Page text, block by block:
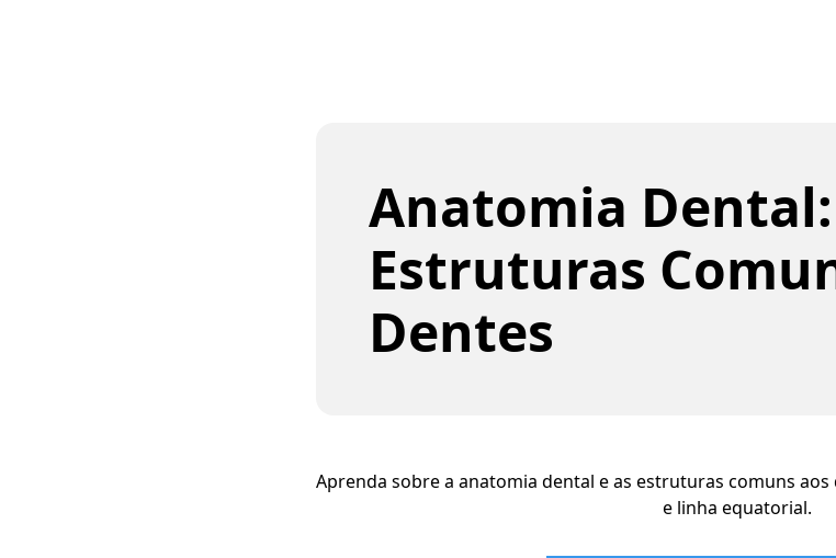
Anatomia Dental:
Estruturas
Dentes
Aprenda sobre a anatomia dental e as estruturas comuns
e linha equatorial.